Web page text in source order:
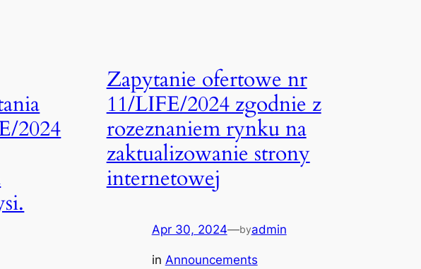
2024
Zapytanie ofertowe nr
11/LIFE/2024 zgodnie z
rozeznaniem rynku na
zaktualizowanie strony
internetowej
Apr 30, 2024—byadmin
in Announcements